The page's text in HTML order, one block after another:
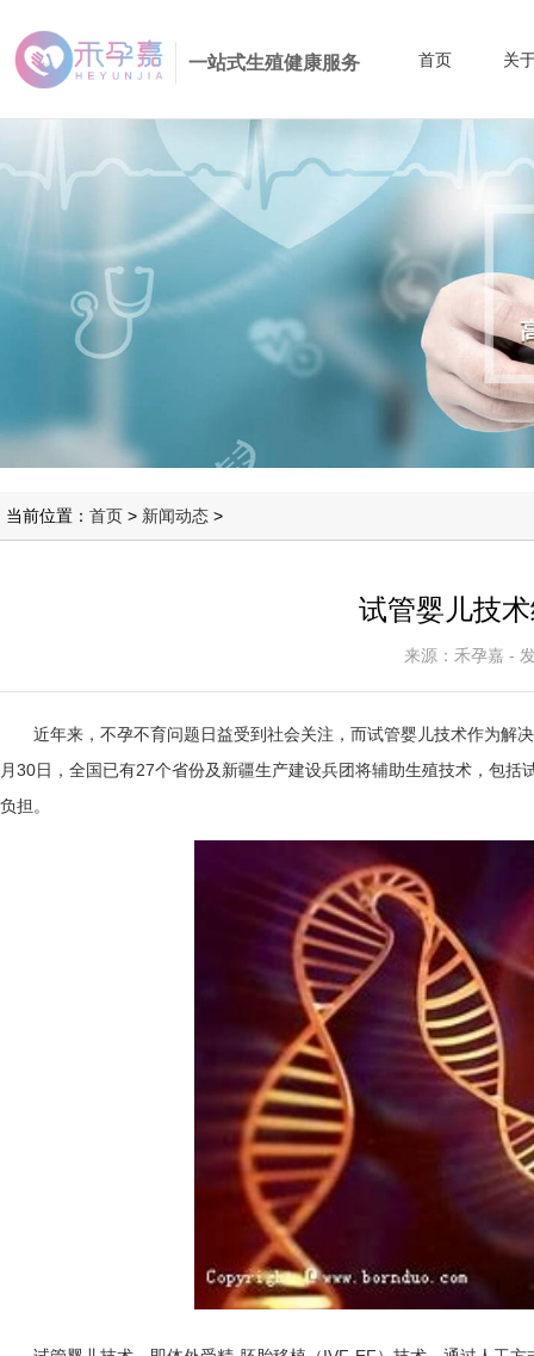
一站式生殖健康服务 首页 关
当前位置： 首页 > 新闻动态 >
试管婴儿技
来源：禾孕嘉 -
近年来，不孕不育问题日益受到社会关注，而试管婴儿技术作为解
月30日，全国已有27个省份及新疆生产建设兵团将辅助生殖技术，包
负担。